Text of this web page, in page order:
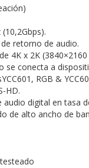
retorno de audio.
4K x 2K
se conecta a
RGB &
HD.
digital en tasa
de alto ancho de